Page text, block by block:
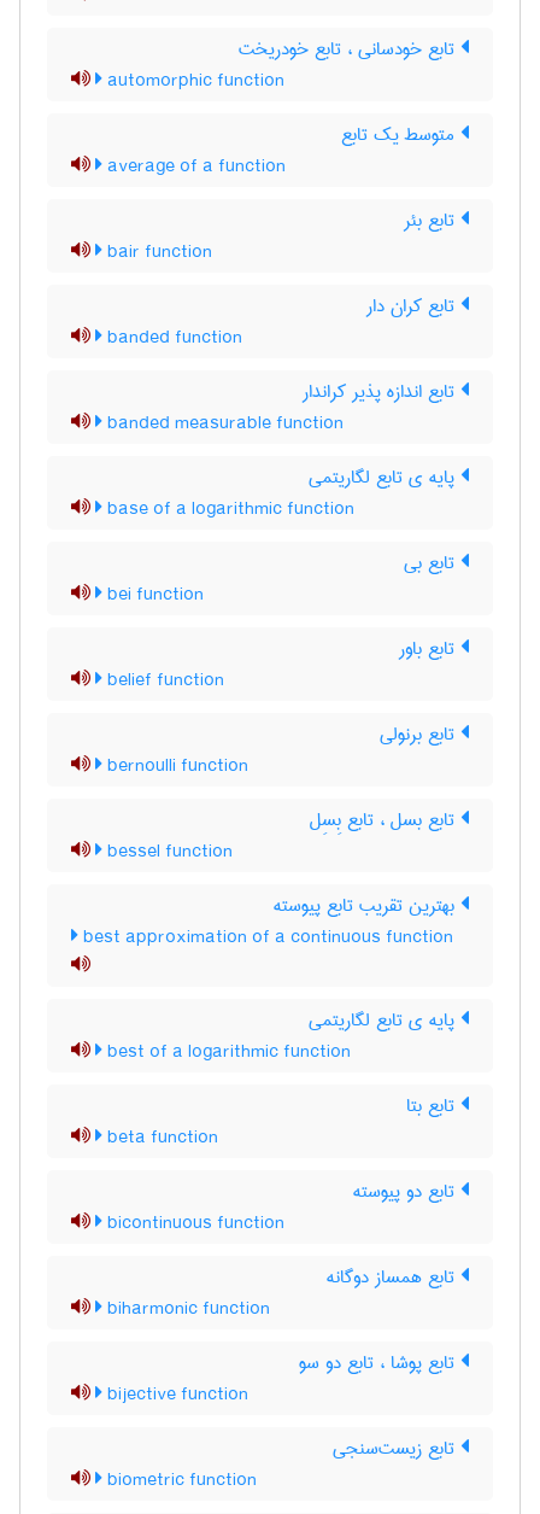
تابع خودسانی ، تابع خودریخت
automorphic function
متوسط یک تابع
average of a function
تابع بئر
bair function
تابع کران دار
banded function
تابع اندازه پذیر کراندار
banded measurable function
پایه ی تابع لگاریتمی
base of a logarithmic function
تابع بی
bei function
تابع باور
belief function
تابع برنولی
bernoulli function
تابع بسل ، تابع بِسِل
bessel function
بهترین تقریب تابع پیوسته
best approximation of a continuous function
پایه ی تابع لگاریتمی
best of a logarithmic function
تابع بتا
beta function
تابع دو پیوسته
bicontinuous function
تابع همساز دوگانه
biharmonic function
تابع پوشا ، تابع دو سو
bijective function
تابع زیست‌سنجی
biometric function